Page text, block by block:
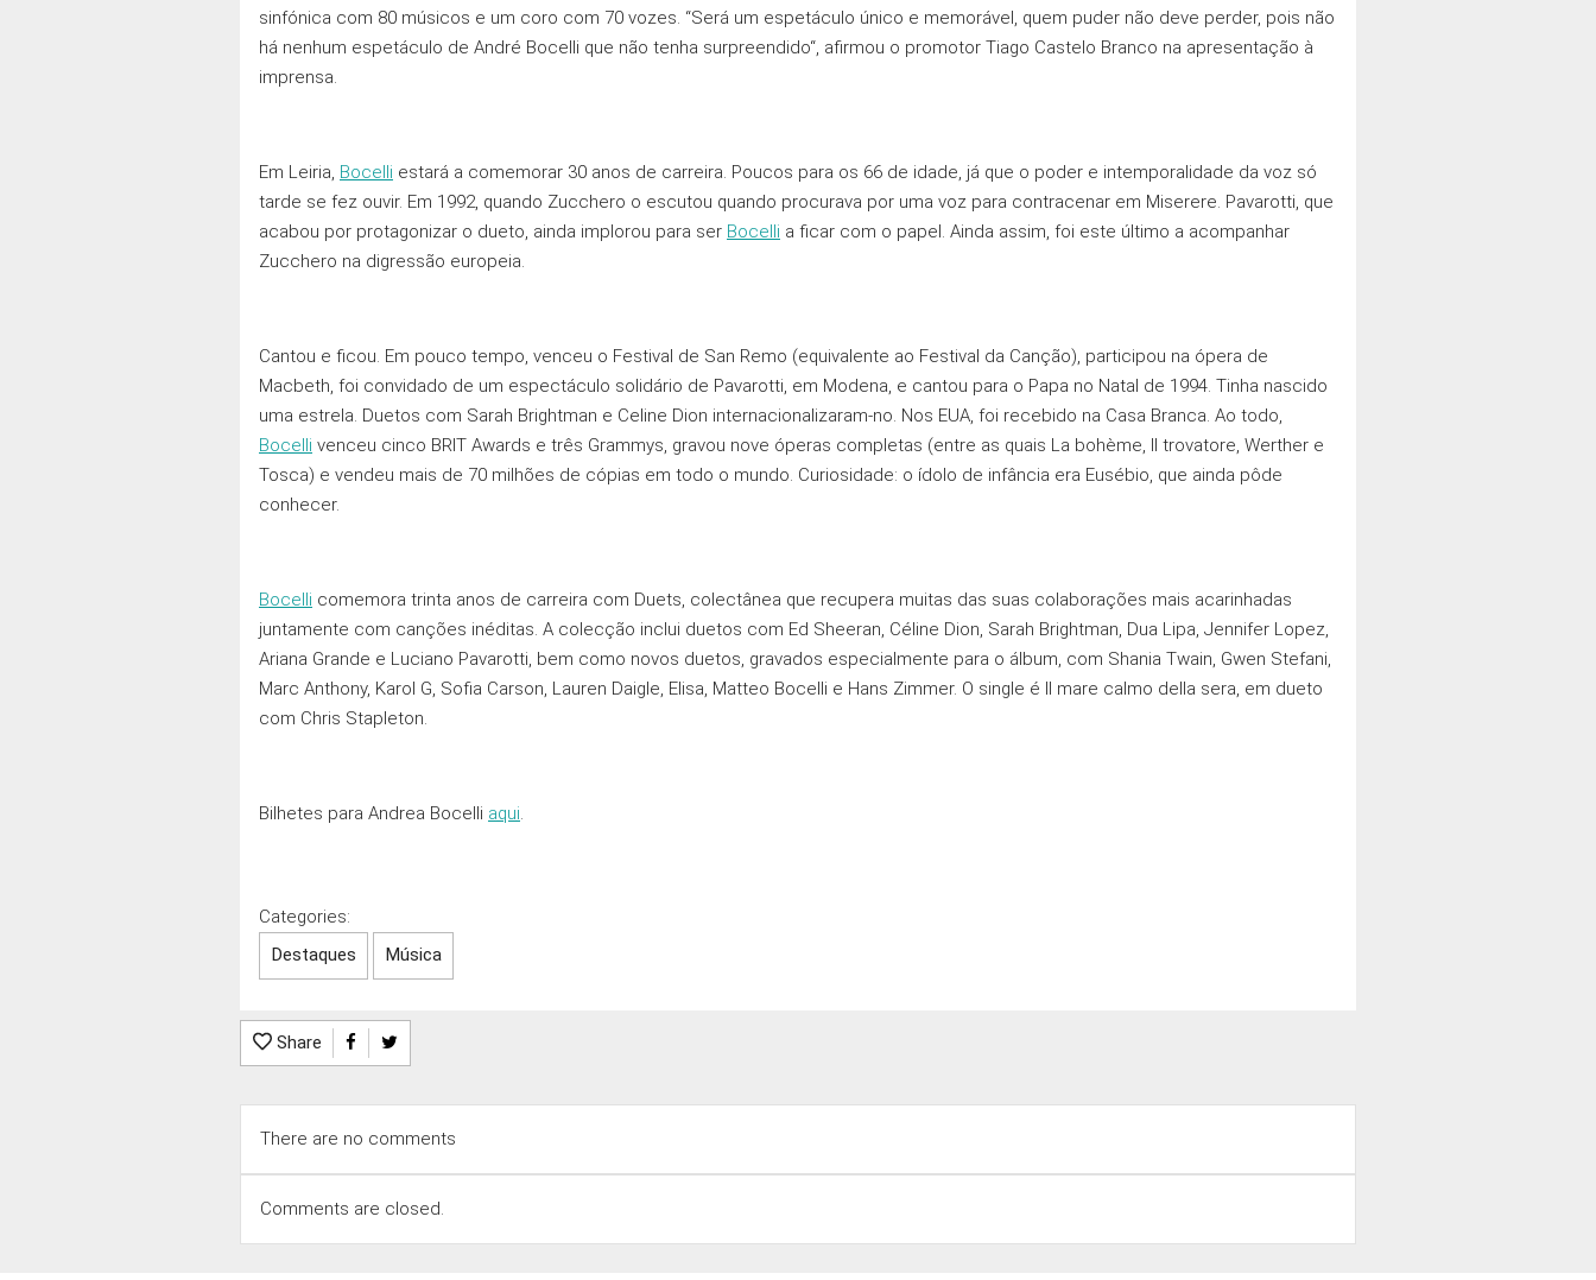
sinfónica com 80 músicos e um coro com 70 vozes. “Será um espetáculo único e memorável, quem puder não deve perder, pois não
há nenhum espetáculo de André Bocelli que não tenha surpreendido“, afirmou o promotor Tiago Castelo Branco na apresentação à
imprensa.
Em Leiria, Bocelli estará a comemorar 30 anos de carreira. Poucos para os 66 de idade, já que o poder e intemporalidade da voz só
tarde se fez ouvir. Em 1992, quando Zucchero o escutou quando procurava por uma voz para contracenar em Miserere. Pavarotti, que
acabou por protagonizar o dueto, ainda implorou para ser Bocelli a ficar com o papel. Ainda assim, foi este último a acompanhar
Zucchero na digressão europeia.
Cantou e ficou. Em pouco tempo, venceu o Festival de San Remo (equivalente ao Festival da Canção), participou na ópera de
Macbeth, foi convidado de um espectáculo solidário de Pavarotti, em Modena, e cantou para o Papa no Natal de 1994. Tinha nascido
uma estrela. Duetos com Sarah Brightman e Celine Dion internacionalizaram-no. Nos EUA, foi recebido na Casa Branca. Ao todo,
Bocelli venceu cinco BRIT Awards e três Grammys, gravou nove óperas completas (entre as quais La bohème, Il trovatore, Werther e
Tosca) e vendeu mais de 70 milhões de cópias em todo o mundo. Curiosidade: o ídolo de infância era Eusébio, que ainda pôde
conhecer.
Bocelli comemora trinta anos de carreira com Duets, colectânea que recupera muitas das suas colaborações mais acarinhadas
juntamente com canções inéditas. A colecção inclui duetos com Ed Sheeran, Céline Dion, Sarah Brightman, Dua Lipa, Jennifer Lopez,
Ariana Grande e Luciano Pavarotti, bem como novos duetos, gravados especialmente para o álbum, com Shania Twain, Gwen Stefani,
Marc Anthony, Karol G, Sofia Carson, Lauren Daigle, Elisa, Matteo Bocelli e Hans Zimmer. O single é Il mare calmo della sera, em dueto
com Chris Stapleton.
Bilhetes para Andrea Bocelli aqui.
Categories:
Destaques
Música
Share
There are no comments
Comments are closed.